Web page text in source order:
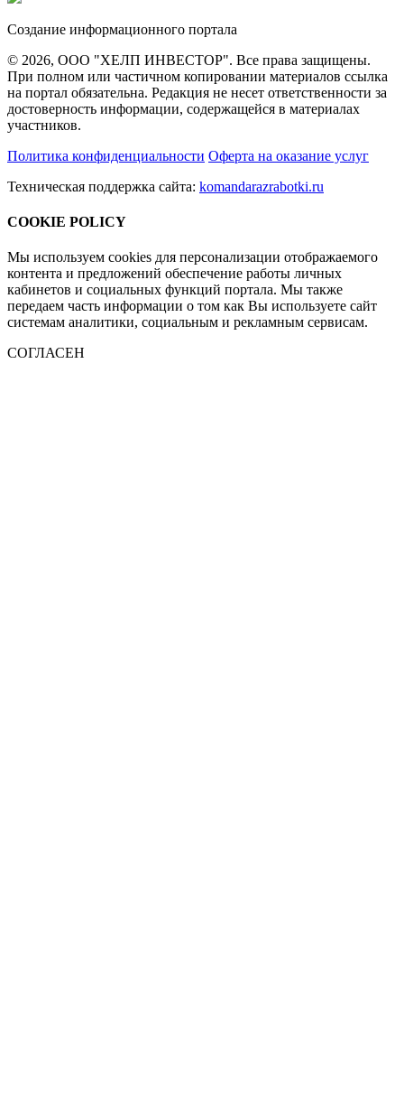
Создание информационного портала
© 2026, ООО "ХЕЛП ИНВЕСТОР". Все права защищены.
При полном или частичном копировании материалов ссылка
на портал обязательна. Редакция не несет ответственности за
достоверность информации, содержащейся в материалах
участников.
Политика конфиденциальности Оферта на оказание услуг
Техническая поддержка сайта: komandarazrabotki.ru
COOKIE POLICY
Мы используем cookies для персонализации отображаемого
контента и предложений обеспечение работы личных
кабинетов и социальных функций портала. Мы также
передаем часть информации о том как Вы используете сайт
системам аналитики, социальным и рекламным сервисам.
СОГЛАСЕН